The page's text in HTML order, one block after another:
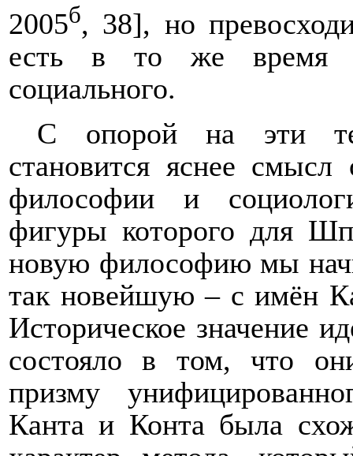
2005б, 38], но
есть в то же время и
социального.
С опорой на эти
становится яснее
философии и
фигуры которого для
новую философию мы
так новейшую – с имён
Историческое значение
состояло в том, что
призму
Канта и Конта была